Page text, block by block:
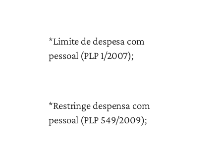
*Limite de despesa com
pessoal (PLP 1/2007);
*Restringe despensa com
pessoal (PLP 549/2009);